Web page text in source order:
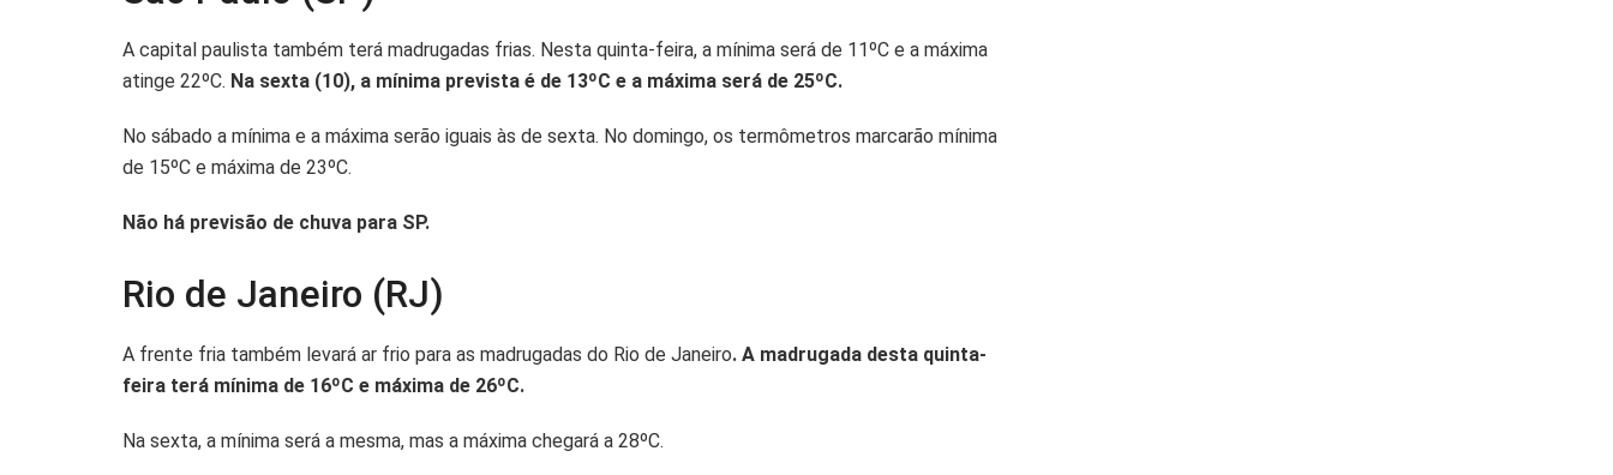
A capital paulista também terá madrugadas frias. Nesta quinta-feira, a mínima será de 11ºC e a máxima
atinge 22ºC. Na sexta (10), a mínima prevista é de 13ºC e a máxima será de 25ºC.
No sábado a mínima e a máxima serão iguais às de sexta. No domingo, os termômetros marcarão mínima
de 15ºC e máxima de 23ºC.
Não há previsão de chuva para SP.
Rio de Janeiro (RJ)
A frente fria também levará ar frio para as madrugadas do Rio de Janeiro. A madrugada desta quinta-
feira terá mínima de 16ºC e máxima de 26ºC.
Na sexta, a mínima será a mesma, mas a máxima chegará a 28ºC.